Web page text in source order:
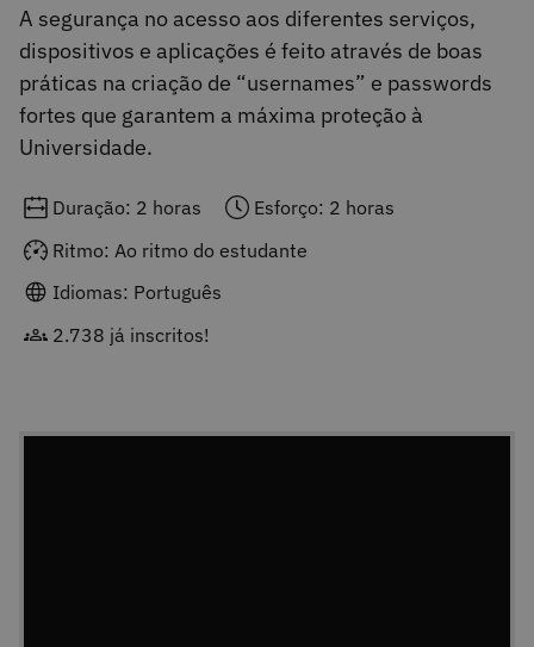
A segurança no acesso aos diferentes serviços,
dispositivos e aplicações é feito através de boas
práticas na criação de “usernames” e passwords
fortes que garantem a máxima proteção à
Universidade.
Duração: 2 horas
Esforço: 2 horas
Ritmo: Ao ritmo do estudante
Idiomas: Português
2.738 já inscritos!